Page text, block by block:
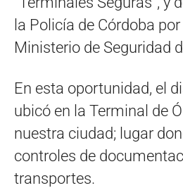
la Policía de Córdoba por
Ministerio de Seguridad
En esta oportunidad, el
ubicó en la Terminal de
nuestra ciudad; lugar
controles de
transportes.